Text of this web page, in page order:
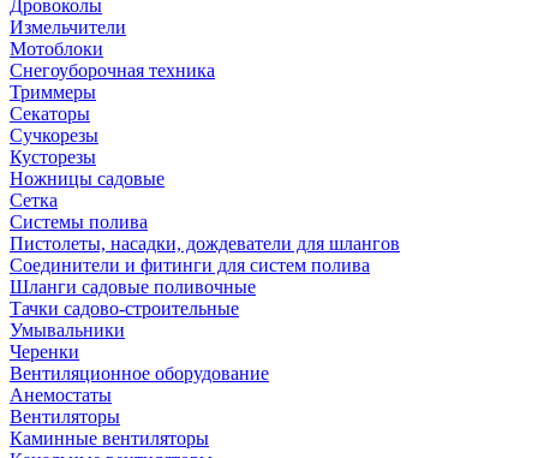
Дровоколы
Измельчители
Мотоблоки
Снегоуборочная техника
Триммеры
Секаторы
Сучкорезы
Кусторезы
Ножницы садовые
Сетка
Системы полива
Пистолеты, насадки, дождеватели для шлангов
Соединители и фитинги для систем полива
Шланги садовые поливочные
Тачки садово-строительные
Умывальники
Черенки
Вентиляционное оборудование
Анемостаты
Вентиляторы
Каминные вентиляторы